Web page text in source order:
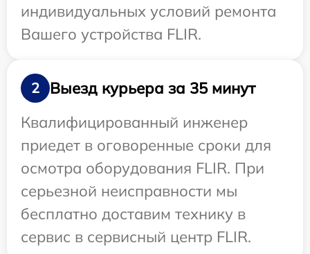
индивидуальных условий ремонта
Вашего устройства FLIR.
2
Выезд курьера за 35 минут
Квалифицированный инженер
приедет в оговоренные сроки для
осмотра оборудования FLIR. При
серьезной неисправности мы
бесплатно доставим технику в
сервис в сервисный центр FLIR.